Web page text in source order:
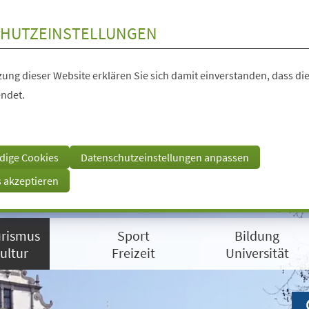
dieser Website erklären Sie sich damit einverstanden, dass
Cookies
Datenschutzeinstellungen anpassen
akzeptieren
Sport
Freizeit
Bildung
Universität